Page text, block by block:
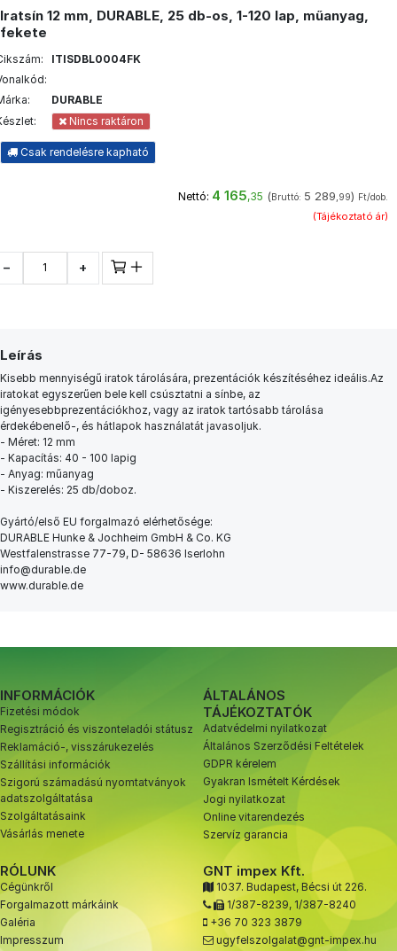
Iratsín 12 mm, DURABLE, 25 db-os, 1-120 lap, műanyag,
fekete
ITISDBL0004FK
DURABLE
Nincs raktáron
Csak rendelésre kapható
Nettó: 4 165,35 (Bruttó: 5 289,99) Ft/dob.
(Tájékoztató ár)
− +
Leírás
Kisebb mennyiségű iratok tárolására, prezentációk készítéséhez ideális.Az
iratokat egyszerűen bele kell csúsztatni a sínbe, az
igényesebbprezentációkhoz, vagy az iratok tartósabb tárolása
érdekébenelő-, és hátlapok használatát javasoljuk.
- Méret: 12 mm
- Kapacítás: 40 - 100 lapig
- Anyag: műanyag
- Kiszerelés: 25 db/doboz.
Gyártó/első EU forgalmazó elérhetősége:
DURABLE Hunke & Jochheim GmbH & Co. KG
Westfalenstrasse 77-79, D- 58636 Iserlohn
info@durable.de
www.durable.de
INFORMÁCIÓK
Fizetési módok
Regisztráció és viszonteladói státusz
Reklamáció-, visszárukezelés
Szállítási információk
Szigorú számadású nyomtatványok
adatszolgáltatása
Szolgáltatásaink
Vásárlás menete
ÁLTALÁNOS
TÁJÉKOZTATÓK
Adatvédelmi nyilatkozat
Általános Szerződési Feltételek
GDPR kérelem
Gyakran Ismételt Kérdések
Jogi nyilatkozat
Online vitarendezés
Szervíz garancia
RÓLUNK
Cégünkről
Forgalmazott márkáink
Galéria
Impresszum
GNT impex Kft.
1037. Budapest, Bécsi út 226.
1/387-8239, 1/387-8240
+36 70 323 3879
ugyfelszolgalat@gnt-impex.hu